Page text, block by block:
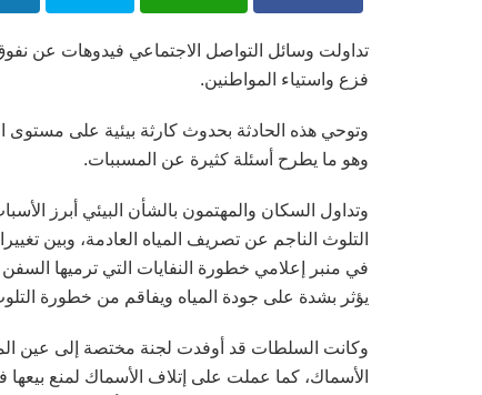
تداولت وسائل التواصل الاجتماعي فيدوهات عن
فزع واستياء المواطنين.
وتوحي هذه الحادثة بحدوث كارثة بيئية على مستوى
وهو ما يطرح أسئلة كثيرة عن المسببات.
وتداول السكان والمهتمون بالشأن البيئي أبرز
التلوث الناجم عن تصريف المياه العادمة، وبين
في منبر إعلامي خطورة النفايات التي ترميها
يؤثر بشدة على جودة المياه ويفاقم من خطورة
وكانت السلطات قد أوفدت لجنة مختصة إلى عين
الأسماك، كما عملت على إتلاف الأسماك لمنع